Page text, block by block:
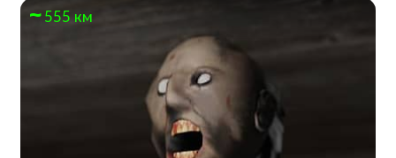
555 км